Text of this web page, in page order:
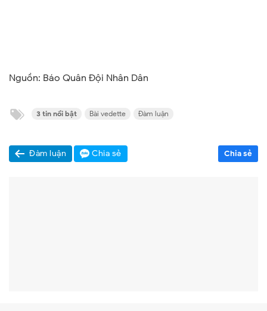
Nguồn: Báo Quân Đội Nhân Dân
3 tin nổi bật Bài vedette Đàm luận
Đàm luận Chia sẻ Chia sẻ